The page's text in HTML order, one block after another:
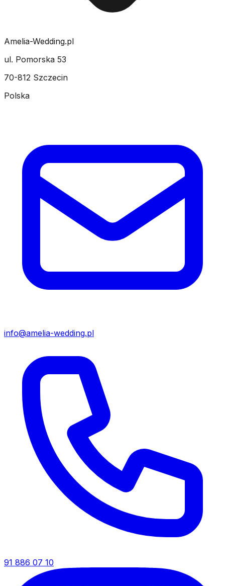
Amelia-Wedding.pl
ul. Pomorska 53
70-812 Szczecin
Polska
info@amelia-wedding.pl
91 886 07 10